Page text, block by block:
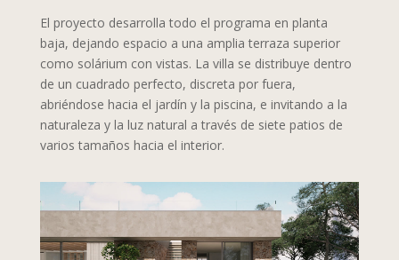
El proyecto desarrolla todo el programa en planta
baja, dejando espacio a una amplia terraza superior
como solárium con vistas. La villa se distribuye dentro
de un cuadrado perfecto, discreta por fuera,
abriéndose hacia el jardín y la piscina, e invitando a la
naturaleza y la luz natural a través de siete patios de
varios tamaños hacia el interior.